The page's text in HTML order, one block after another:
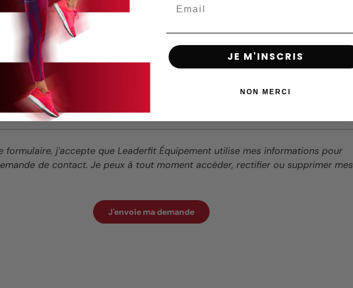
formulaire, j’accepte que Leaderfit Équipement utilise mes informations pour
de contact. Je peux à tout moment accéder, rectifier ou supprimer mes
J'envoie ma demande
JE M'INSCRIS
NON MERCI